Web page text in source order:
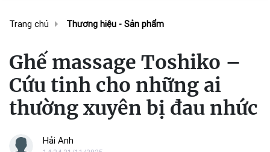
Trang chủ Thương hiệu - Sản phẩm
Ghế massage Toshiko –
Cứu tinh cho những ai
thường xuyên bị đau nhức
Hải Anh